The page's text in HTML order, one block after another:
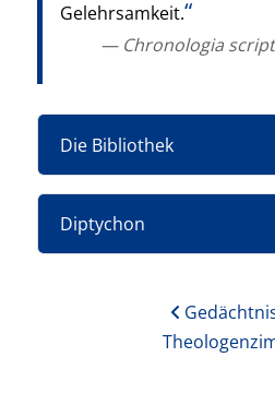
Gelehrsamkeit.
Chronologia
Die Bibliothek
Diptychon